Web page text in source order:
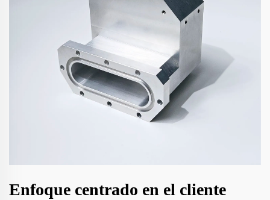
Enfoque centrado en el cliente